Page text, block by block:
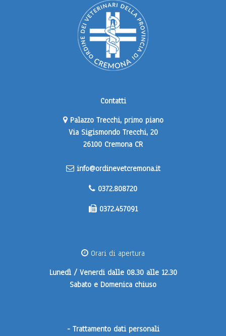
Contatti
Palazzo Trecchi, primo piano
Via Sigismondo Trecchi, 20
26100 Cremona CR
info@ordinevetcremona.it
0372.808720
0372.457091
Orari di apertura
Lunedì / Venerdidalle 08.30 alle 12.30
Sabato e Domenica chiuso
- Trattamento dati personali